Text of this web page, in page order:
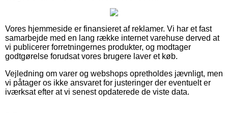
Vores hjemmeside er finansieret af reklamer. Vi har et fast
samarbejde med en lang række internet varehuse derved at
vi publicerer forretningernes produkter, og modtager
godtgørelse forudsat vores brugere laver et køb.
Vejledning om varer og webshops opretholdes jævnligt, men
vi påtager os ikke ansvaret for justeringer der eventuelt er
iværksat efter at vi senest opdaterede de viste data.